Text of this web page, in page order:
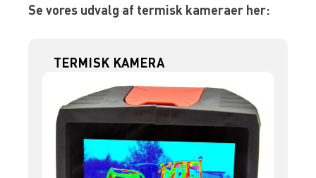
Se vores udvalg af termisk kameraer her:
TERMISK KAMERA